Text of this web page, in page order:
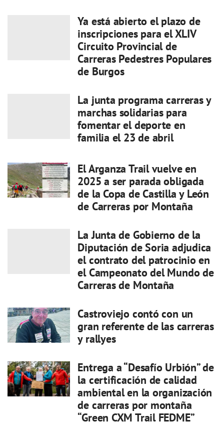
Ya está abierto el plazo de
inscripciones para el XLIV
Circuito Provincial de
Carreras Pedestres Populares
de Burgos
La junta programa carreras y
marchas solidarias para
fomentar el deporte en
familia el 23 de abril
El Arganza Trail vuelve en
2025 a ser parada obligada
de la Copa de Castilla y León
de Carreras por Montaña
La Junta de Gobierno de la
Diputación de Soria adjudica
el contrato del patrocinio en
el Campeonato del Mundo de
Carreras de Montaña
Castroviejo contó con un
gran referente de las carreras
y rallyes
Entrega a “Desafío Urbión” de
la certificación de calidad
ambiental en la organización
de carreras por montaña
“Green CXM Trail FEDME”